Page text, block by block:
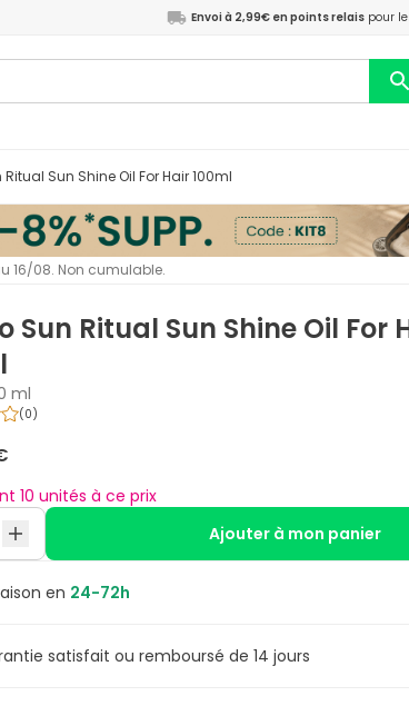
Envoi à 2,99€ en points relais pour
Ritual Sun Shine Oil For Hair 100ml
16/08. Non cumulable.
Sun Ritual Sun Shine Oil For
ml
(0)
10 unités à ce prix
Ajouter à mon panier
en 24-72h
satisfait ou remboursé de 14 jours